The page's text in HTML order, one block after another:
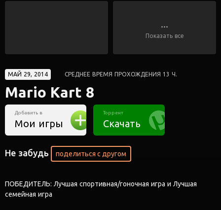
...
Показать все
МАЙ 29, 2014 СРЕДНЕЕ ВРЕМЯ ПРОХОЖДЕНИЯ 13 Ч.
Mario Kart 8
Добавить в
Мои игры
Торрент
Скачать
Не забудь поделиться с другом
ПОБЕДИТЕЛЬ: Лучшая спортивная/гоночная игра и Лучшая
семейная игра